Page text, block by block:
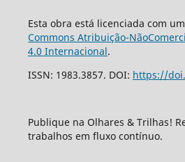
Esta obra está licenciada com
Commons Atribuição-
4.0 Internacional.
ISSN: 1983.3857. DOI: https://
Publique na Olhares & Trilhas!
trabalhos em fluxo contínuo.